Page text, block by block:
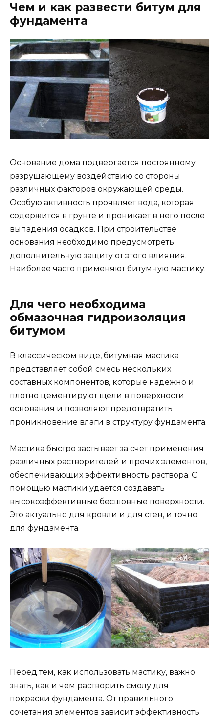
Чем и как развести битум для
фундамента
Основание дома подвергается постоянному
разрушающему воздействию со стороны
различных факторов окружающей среды.
Особую активность проявляет вода, которая
содержится в грунте и проникает в него после
выпадения осадков. При строительстве
основания необходимо предусмотреть
дополнительную защиту от этого влияния.
Наиболее часто применяют битумную мастику.
Для чего необходима
обмазочная гидроизоляция
битумом
В классическом виде, битумная мастика
представляет собой смесь нескольких
составных компонентов, которые надежно и
плотно цементируют щели в поверхности
основания и позволяют предотвратить
проникновение влаги в структуру фундамента.
Мастика быстро застывает за счет применения
различных растворителей и прочих элементов,
обеспечивающих эффективность раствора. С
помощью мастики удается создавать
высокоэффективные бесшовные поверхности.
Это актуально для кровли и для стен, и точно
для фундамента.
Перед тем, как использовать мастику, важно
знать, как и чем растворить смолу для
покраски фундамента. От правильного
сочетания элементов зависит эффективность